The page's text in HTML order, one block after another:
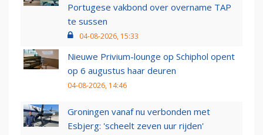
Portugese vakbond over overname TAP
te sussen
04-08-2026, 15:33
Nieuwe Privium-lounge op Schiphol opent
op 6 augustus haar deuren
04-08-2026, 14:46
Groningen vanaf nu verbonden met
Esbjerg: 'scheelt zeven uur rijden'